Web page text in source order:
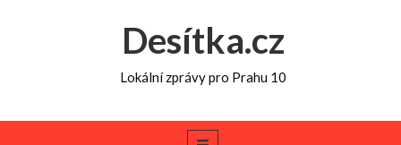
Desítka.cz
Lokální zprávy pro Prahu 10